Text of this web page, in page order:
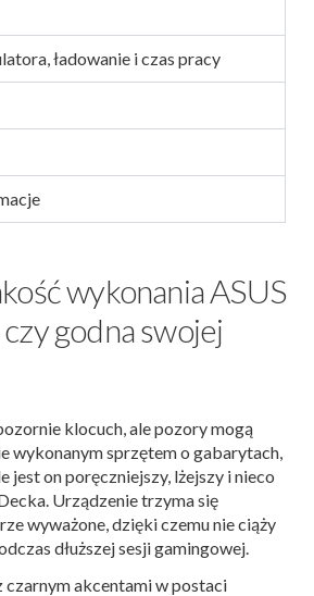
ładowanie i czas pracy
wykonania ASUS
godna swojej
klocuch, ale pozory mogą
wykonanym sprzętem o gabarytach,
jest on poręczniejszy, lżejszy i nieco
Urządzenie trzyma się
wyważone, dzięki czemu nie ciąży
dłuższej sesji gamingowej.
akcentami w postaci